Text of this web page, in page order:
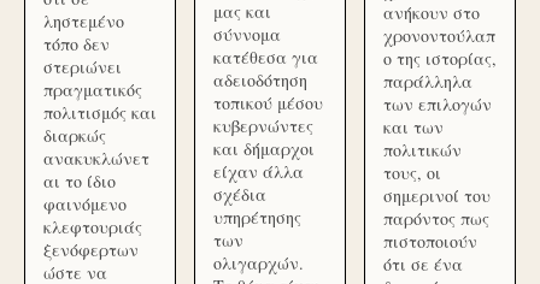
ληστεμένο
τόπο δεν
στεριώνει
πραγματικός
πολιτισμός και
διαρκώς
ανακυκλώνετ
αι το ίδιο
φαινόμενο
κλεφτουριάς
ξενόφερτων
ώστε να
μας και
σύννομα
κατέθεσα για
αδειοδότηση
τοπικού μέσου
κυβερνώντες
και δήμαρχοι
είχαν άλλα
σχέδια
υπηρέτησης
των
ολιγαρχών.
ανήκουν στο
χρονοντούλαπ
ο της ιστορίας,
παράλληλα
των επιλογών
και των
πολιτικών
τους, οι
σημερινοί του
παρόντος πως
πιστοποιούν
ότι σε ένα